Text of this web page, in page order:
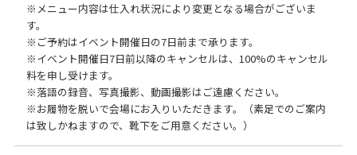
※メニュー内容は仕入れ状況により変更となる場合がございま
す。
※ご予約はイベント開催日の7日前まで承ります。
※イベント開催日7日前以降のキャンセルは、100%のキャンセル
料を申し受けます。
※落語の録音、写真撮影、動画撮影はご遠慮ください。
※お履物を脱いで会場にお入りいただきます。（素足でのご案内
は致しかねますので、靴下をご用意ください。）